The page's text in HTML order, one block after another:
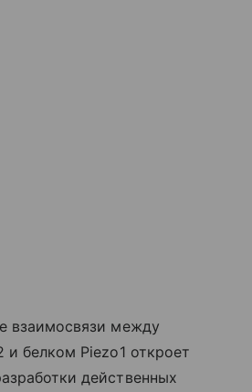
взаимосвязи между
белком Piezo1 откроет
действенных